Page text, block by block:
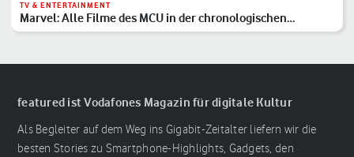
TV & ENTERTAINMENT
Marvel: Alle Filme des MCU in der chronologischen
Reihenfolge
featured ist Vodafones Magazin für digitale Kultur
Als Begleiter auf dem Weg ins Gigabit-Zeitalter liefern wir die
besten Stories zu Smartphone-Highlights, Gadgets, den